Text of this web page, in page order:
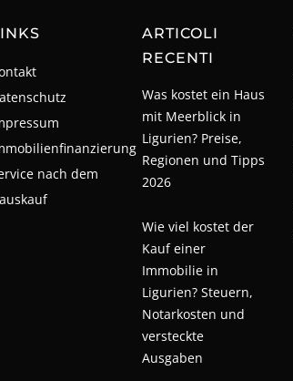
nach dem
ARTICOLI
RECENTI
Was kostet ein Haus
mit Meerblick in
Ligurien? Preise,
Regionen und Tipps
2026
Wie viel kostet der
Kauf einer
Immobilie in
Ligurien? Steuern,
Notarkosten und
versteckte
Ausgaben